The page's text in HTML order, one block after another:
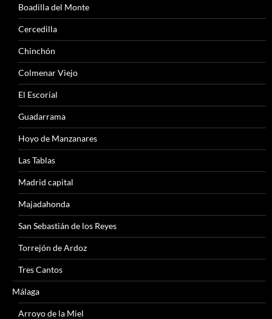
Boadilla del Monte
Cercedilla
Chinchón
Colmenar Viejo
El Escorial
Guadarrama
Hoyo de Manzanares
Las Tablas
Madrid capital
Majadahonda
San Sebastián de los Reyes
Torrejón de Ardoz
Tres Cantos
Málaga
Arroyo de la Miel